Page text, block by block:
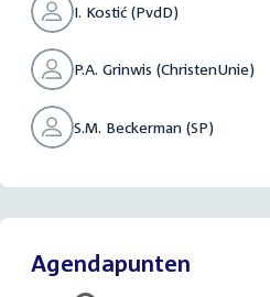
I. Kostić (PvdD)
P.A. Grinwis (ChristenUnie)
S.M. Beckerman (SP)
Agendapunten